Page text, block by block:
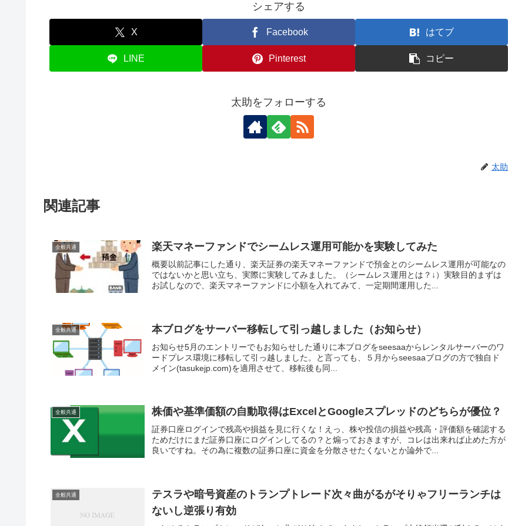
シェアする
X Facebook はてブ
LINE Pinterest コピー
太助をフォローする
太助
関連記事
全般共通 楽天マネーファンドでシームレス運用可能かを実験してみた
概要以前記事にした通り、楽天証券の楽天マネーファンドで預金とのシームレス運用が可能なの
ではないかと思い立ち、実際に実験してみました。（シームレス運用とは？↓）実験目的まずは
お試しなので、楽天マネーファンドに小額を入れてみて、一定期間運用した...
全般共通 本ブログをサーバー移転して引っ越しました（お知らせ）
お知らせ5月のエントリーでもお知らせした通りに本ブログをseesaaからレンタルサーバーのワ
ードプレス環境に移転して引っ越しました。と言っても、５月からseesaaブログの方で独自ド
メイン(tasukejp.com)を適用させて、移転後も同...
全般共通 株価や基準価額の自動取得はExcelとGoogleスプレッドのどちらが優位？
証券口座ログインで残高や損益を見に行くな！えっ、株や投信の損益や残高・評価額を確認する
ためだけにまだ証券口座にログインしてるの？と煽っておきますが、コレは出来れば止めた方が
良いですね。その為に複数の証券口座に資金を分散させたくないとか論外で...
全般共通
テスラや暗号資産のトランプトレード次々曲がるがそりゃフリーランチは
ないし逆張り有効